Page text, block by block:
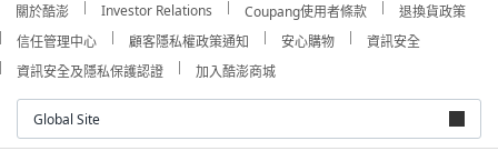
關於酷澎 Investor Relations Coupang使用者條款
退換貨政策
信任管理中心
顧客隱私權政策通知 安心購物
資訊安全
資訊安全及隱私保護認證
加入酷澎商城
Global Site